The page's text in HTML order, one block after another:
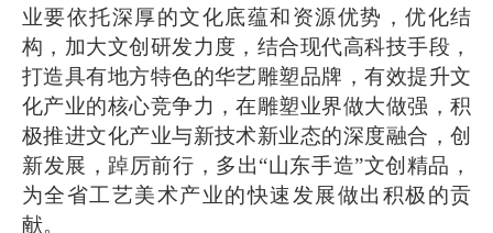
业要依托深厚的文化底蕴和资源优势，优化结
构，加大文创研发力度，结合现代高科技手段，
打造具有地方特色的华艺雕塑品牌，有效提升文
化产业的核心竞争力，在雕塑业界做大做强，积
极推进文化产业与新技术新业态的深度融合，创
新发展，踔厉前行，多出“山东手造”文创精品，
为全省工艺美术产业的快速发展做出积极的贡
献。